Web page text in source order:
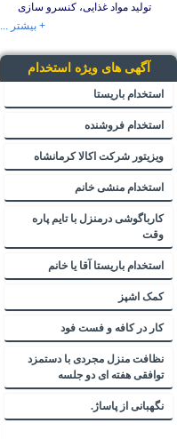
تولید مواد غذایی، کنسرو سازی
+ بیشتر ...
آگهی های ویژه استخدام
استخدام باریستا
استخدام فروشنده
ویزیتور شرکت اکالا کرمانشاه
استخدام منشی خانم
کارباگوشی درمنزل با تایم پاره
وقت
استخدام باریستا آقا یا خانم
کمک اشپز
کار در کافه و فست فود
نظافت منزل مجردی با دستمزد
توافقی هفته ای دو جلسه
نگهبانی از پاساژ.